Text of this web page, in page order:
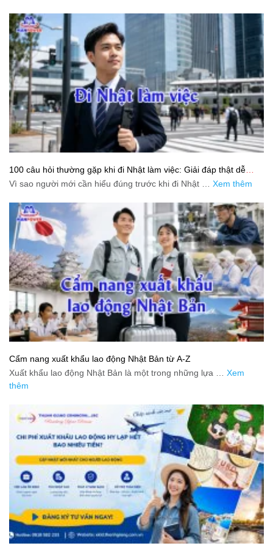
100 câu hỏi thường gặp khi đi Nhật làm việc: Giải đáp thật dễ
hiểu cho người mới bắt đầu
Vì sao người mới cần hiểu đúng trước khi đi Nhật … Xem thêm
Cẩm nang xuất khẩu lao động Nhật Bản từ A-Z
Xuất khẩu lao động Nhật Bản là một trong những lựa … Xem
thêm